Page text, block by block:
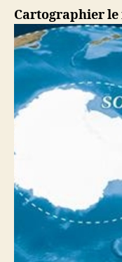
Cartographier le